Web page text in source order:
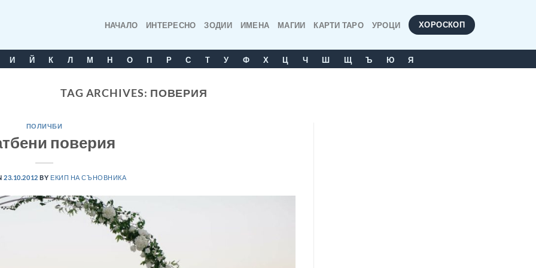
НАЧАЛО ИНТЕРЕСНО ЗОДИИ ИМЕНА МАГИИ КАРТИ ТАРО УРОЦИ ХОРОСКОП
И Й К Л М Н О П Р С T У Ф Х Ц Ч Ш Щ Ъ Ю Я
TAG ARCHIVES: ПОВЕРИЯ
ПОЛИЧБИ
поверия
23.10.2012 BY ЕКИП НА СЪНОВНИКА